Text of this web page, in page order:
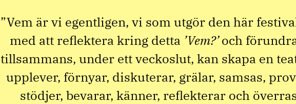
”Vem är vi egentligen, vi som utgör den här
med att reflektera kring detta ’Vem?’och
tillsammans, under ett veckoslut, kan skapa en
upplever, förnyar, diskuterar, grälar, samsas,
stödjer, bevarar, känner, reflekterar och